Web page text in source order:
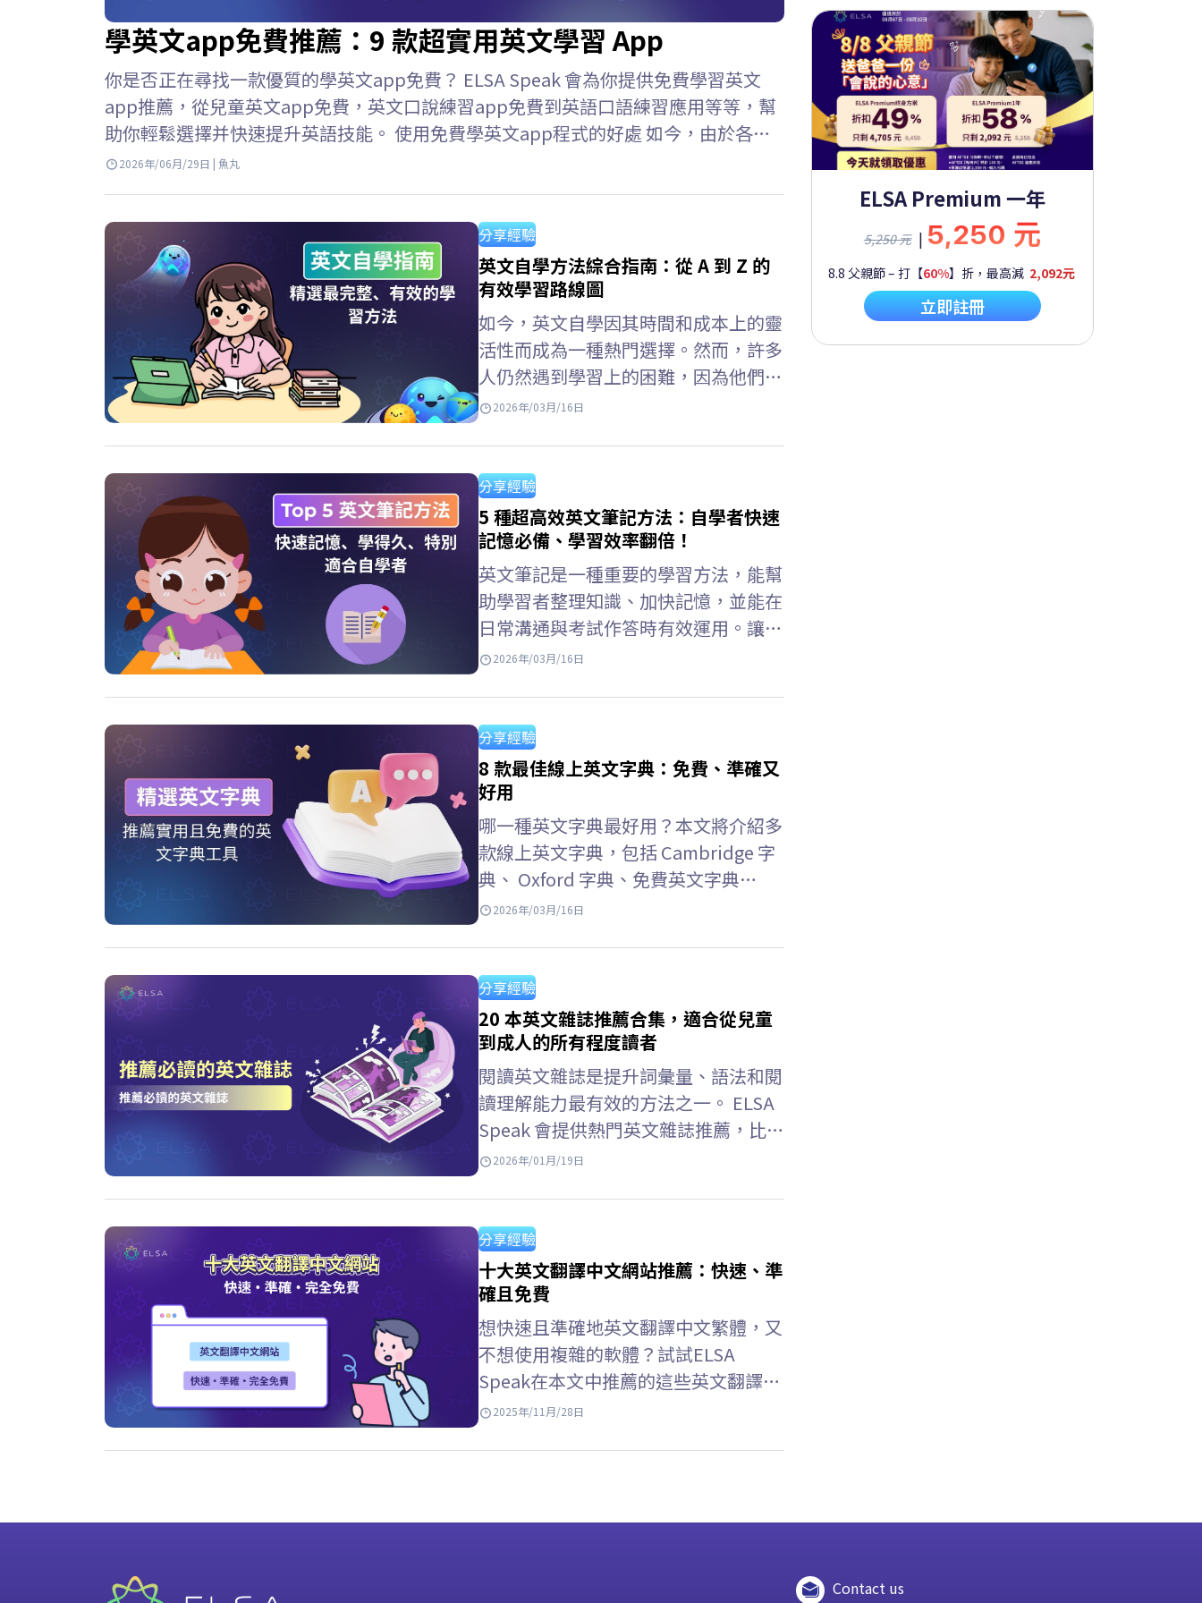
學英文app免費推薦：9 款超實用英文學習 App
你是否正在尋找一款優質的學英文app免費？ ELSA Speak 會為你提供免費學習英文
app推薦，從兒童英文app免費，英文口說練習app免費到英語口語練習應用等等，幫
助你輕鬆選擇并快速提升英語技能。 使用免費學英文app程式的好處 如今，由於各種
免費應用程序，學習英語變得輕鬆便捷。只需一部智能手機和網路連接，你就可以隨時
續學習仍然有效。…
2026年/06月/29日 | 魚丸
分享經驗
英文自學方法綜合指南：從 A 到 Z 的
有效學習路線圖
如今，英文自學因其時間和成本上的靈
活性而成為一種熱門選擇。然而，許多
人仍然遇到學習上的困難，因為他們缺
乏清晰的方法、學習計劃，或不知道從
導、如何制定學習計劃，到推薦合適的
學習資料、網站和應用程序，幫助自學
者提升英語水平。 初學者自學英文的
六個步驟 有效的英文自學規劃是英文
自學第一步。它能幫助你明確目標、時
間安排、學習方法和合適的學習材料，
從而制定更有方向且有效的英文自學
安排。 第一步：學習發音（基礎） 練
習…
2026年/03月/16日
分享經驗
5 種超高效英文筆記方法：自學者快速
記憶必備、學習效率翻倍！
英文筆記是一種重要的學習方法，能幫
助學習者整理知識、加快記憶，並能在
日常溝通與考試作答時有效運用。讓我
們一起透過 ELSA Speak 了解英文筆記
系統，特別適合在家自學英語的學習
者。 ELSA Speak 應用程式上做英文筆
記 ELSA Speak 新增了英語單字筆記與
複習功能。學習者可以在…
2026年/03月/16日
分享經驗
8 款最佳線上英文字典：免費、準確又
好用
哪一種英文字典最好用？本文將介紹多
款線上英文字典，包括 Cambridge 字
典、 Oxford 字典、免費英文字典
APP，以及常見的英文字典查詢方式。
2026年/03月/16日
分享經驗
20 本英文雜誌推薦合集，適合從兒童
到成人的所有程度讀者
閱讀英文雜誌是提升詞彙量、語法和閱
讀理解能力最有效的方法之一。 ELSA
Speak 會提供熱門英文雜誌推薦，比較
它們的難度級別，並介紹免費的線上閱
彙量：在真實脈絡中接觸涵蓋經濟、文
化、科學等多個領域的豐富詞彙。 提
升社會認知：用英语更新全球新闻、趋
势和问题。 增強語言反應能力：熟悉
句型結構和自然表達，提升閱讀理解能
力。 提升綜合技能：透過日常閱讀習
慣，間接提升聽、說、寫能力。 >>增
强詞彙：…
2026年/01月/19日
分享經驗
十大英文翻譯中文網站推薦：快速、準
確且免費
想快速且準確地英文翻譯中文繁體，又
不想使用複雜的軟體？試試ELSA
Speak在本文中推薦的這些英文翻譯中
文網站－方便易用，而且完全免費！
2025年/11月/28日
ELSA Premium 一年
5,250 元 | 5,250 元
8.8 父親節 – 打【60%】折，最高減 2,092元
立即註冊
Contact us